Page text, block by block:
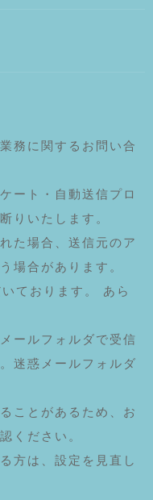
務に関するお問い合
ート・自動送信プロ
りいたします。
た場合、送信元のア
場合があります。
ております。 あら
ールフォルダで受信
迷惑メールフォルダ
ことがあるため、お
ください。
方は、設定を見直し